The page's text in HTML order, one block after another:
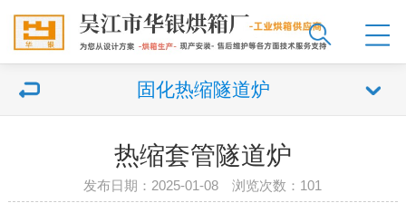
固化热缩隧道炉
热缩套管隧道炉
发布日期：2025-01-08 浏览次数：101